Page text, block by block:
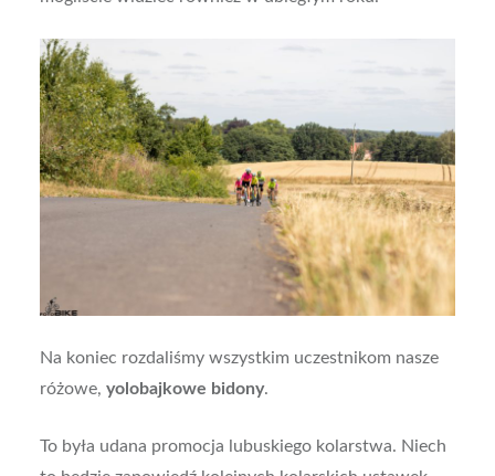
Na koniec rozdaliśmy wszystkim uczestnikom nasze
różowe, yolobajkowe bidony.
To była udana promocja lubuskiego kolarstwa. Niech